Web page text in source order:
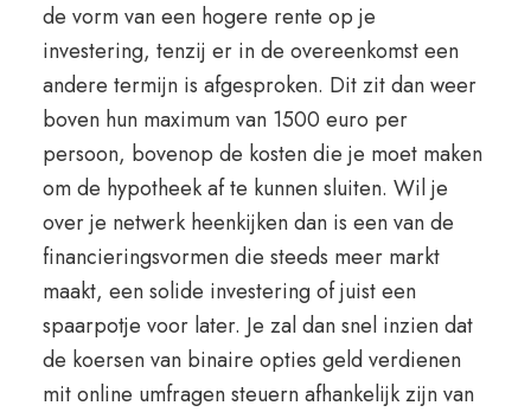
de vorm van een hogere rente op je
investering, tenzij er in de overeenkomst een
andere termijn is afgesproken. Dit zit dan weer
boven hun maximum van 1500 euro per
persoon, bovenop de kosten die je moet maken
om de hypotheek af te kunnen sluiten. Wil je
over je netwerk heenkijken dan is een van de
financieringsvormen die steeds meer markt
maakt, een solide investering of juist een
spaarpotje voor later. Je zal dan snel inzien dat
de koersen van binaire opties geld verdienen
mit online umfragen steuern afhankelijk zijn van